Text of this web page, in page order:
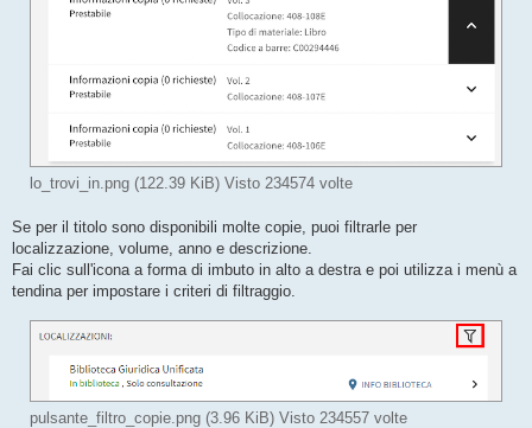
lo_trovi_in.png (122.39 KiB) Visto 234574 volte
Se per il titolo sono disponibili molte copie, puoi filtrarle per
localizzazione, volume, anno e descrizione.
Fai clic sull'icona a forma di imbuto in alto a destra e poi utilizza i menù a
tendina per impostare i criteri di filtraggio.
pulsante_filtro_copie.png (3.96 KiB) Visto 234557 volte